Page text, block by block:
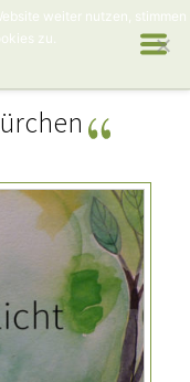
weiter nutzen, stimmen
zu.